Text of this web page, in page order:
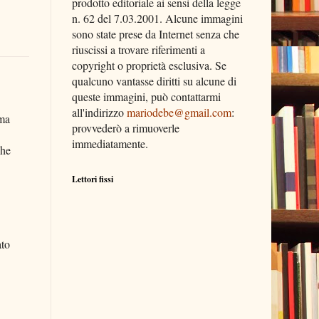
n. 62 del 7.03.2001. Alcune immagini
sono state prese da Internet senza che
riuscissi a trovare riferimenti a
copyright o proprietà esclusiva. Se
qualcuno vantasse diritti su alcune di
queste immagini, può contattarmi
all'indirizzomariodebe@gmail.com:
provvederò a rimuoverle
immediatamente.
Lettori fissi